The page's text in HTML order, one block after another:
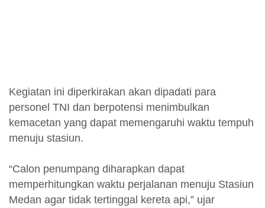
Kegiatan ini diperkirakan akan dipadati para
personel TNI dan berpotensi menimbulkan
kemacetan yang dapat memengaruhi waktu tempuh
menuju stasiun.
“Calon penumpang diharapkan dapat
memperhitungkan waktu perjalanan menuju Stasiun
Medan agar tidak tertinggal kereta api,” ujar